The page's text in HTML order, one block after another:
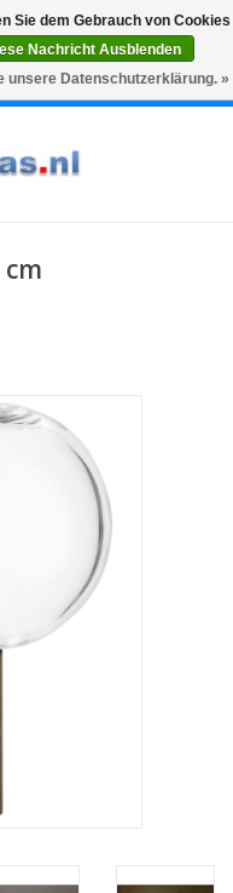
0 Artikel - €0,00
cm
Sie dem Gebrauch von Cookies
Nachricht Ausblenden
unsere Datenschutzerklärung. »